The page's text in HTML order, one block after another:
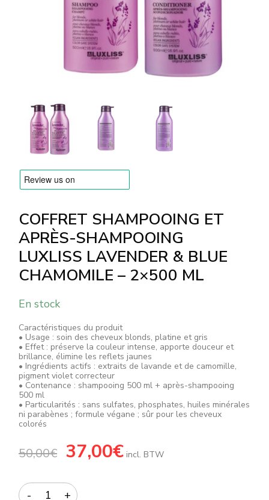
Livraison et Paiement
Contactez nous
Commentaires
COFFRET SHAMPOOING ET
APRÈS-SHAMPOOING
LUXLISS LAVENDER & BLUE
CHAMOMILE – 2×500 ML
En stock
Caractéristiques du produit
• Usage : soin des cheveux blonds, platine et gris
• Effet : préserve la couleur intense, apporte douceur et
brillance, élimine les reflets jaunes
• Ingrédients actifs : extraits de lavande et de camomille,
pigment violet correcteur
• Contenance : shampooing 500 ml + après-shampooing
500 ml
• Particularités : sans sulfates, phosphates, huiles minérales
ni parabènes ; formule végane ; sûr pour les cheveux
colorés
50,00€
Le
prix
50,00€.
37,00€Le
prix
incl. BTW
Quantity